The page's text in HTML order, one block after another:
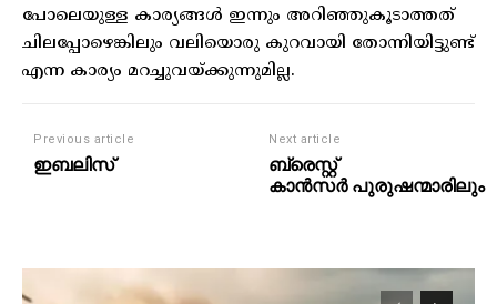
പോലെയുള്ള കാര്യങ്ങൾ ഇന്നും അറിഞ്ഞുകൂടാത്തത്
ചിലപ്പോഴെങ്കിലും വലിയൊരു കുറവായി തോന്നിയിട്ടുണ്ട്
എന്ന കാര്യം മറച്ചുവയ്ക്കുന്നുമില്ല.
Previous article
ഇബലിസ്
Next article
ബ്രെസ്റ്റ്
കാൻസർ പുരുഷന്മാരിലും